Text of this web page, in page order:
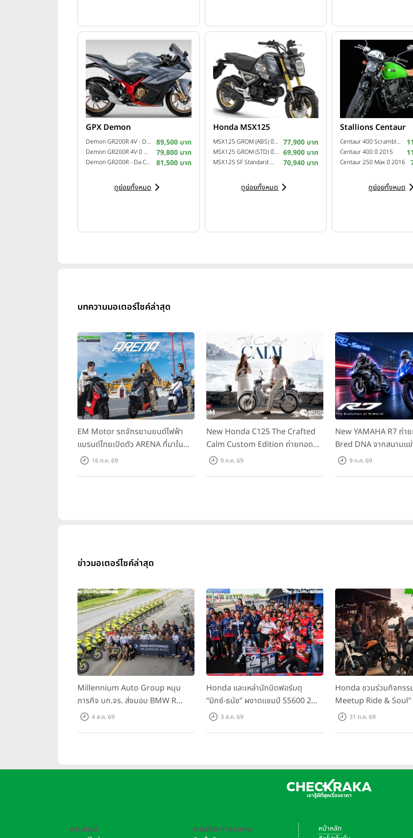
อย่าง“Billy Kid”โดยโปรเจกต์นี้จัดขึ้นเพื่อเฉลิมฉลองการเปิดตัว“Starlight Billy”ในรูปแบบ
ภายในแบนเนอร์แบบจำกัดเวลา
GPX Demon
Demon GR200R 4V - Da Corsa 2 ปี 2022 89,500 บาท
Demon GR200R 4V ปี 2021 79,800 บาท
Demon GR200R - Da Corsa ปี 2020 81,500 บาท
ดูย่อยทั้งหมด
Honda MSX125
MSX125 GROM (ABS) ปี 2022 77,900 บาท
MSX125 GROM (STD) ปี 2022 69,900 บาท
MSX125 SF Standard MY20 ปี 2020 70,940 บาท
ดูย่อยทั้งหมด
Stallions Centaur
Centaur 400 Scrambler ปี 2016
Centaur 400 ปี 2015
Centaur 250 Max ปี 2016
ดูย่อยทั้งหมด
บทความมอเตอร์ไซค์ล่าสุด
EM Motor รถจักรยานยนต์ไฟฟ้า
แบรนด์ไทยเปิดตัว ARENA ที่มาใน
ราคาพิเศษ 55,500 บาท สำหรับลูกค้า
16 ก.ค. 69
New Honda C125 The Crafted
Calm Custom Edition ถ่ายทอด
ความคลาสสิกด้วยคู่สีพิเศษ มากับ
9 ก.ค. 69
New YAMAHA R7 ถ่า
Bred DNA จากสนามแ
สปอร์ตคลาสกลางที่เข้าถึ
9 ก.ค. 69
ข่าวมอเตอร์ไซค์ล่าสุด
Millennium Auto Group หนุน
ภารกิจ บก.จร. ส่งมอบ BMW R
1300 GS และ F 900 GS Adventure
4 ส.ค. 69
Honda และเหล่านักบิดฟอร์มดุ
“มิกซ์-ธนัช” ผงาดแชมป์ SS600 2
สนามติด “ข้าวกล้อง” คว้าที่ 2 ศึก
3 ส.ค. 69
Honda ชวนร่วมกิจกร
Meetup Ride &
พูดคุย แลกเปลี่ยนเรื่องร
31 ก.ค. 69
ยานยนต์ การเงิน-การลงทุน
หน้าหลัก